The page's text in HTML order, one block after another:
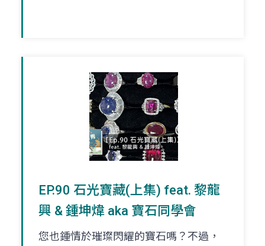
EP.90 石光寶藏(上集) feat. 黎龍
興 & 鍾坤煒 aka 寶石同學會
您也鍾情於璀璨閃耀的寶石嗎？不過，